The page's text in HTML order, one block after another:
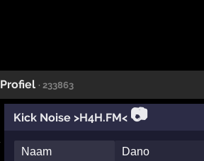
Profiel · 233863
Kick Noise >H4H.FM< 📷
Naam
Dano